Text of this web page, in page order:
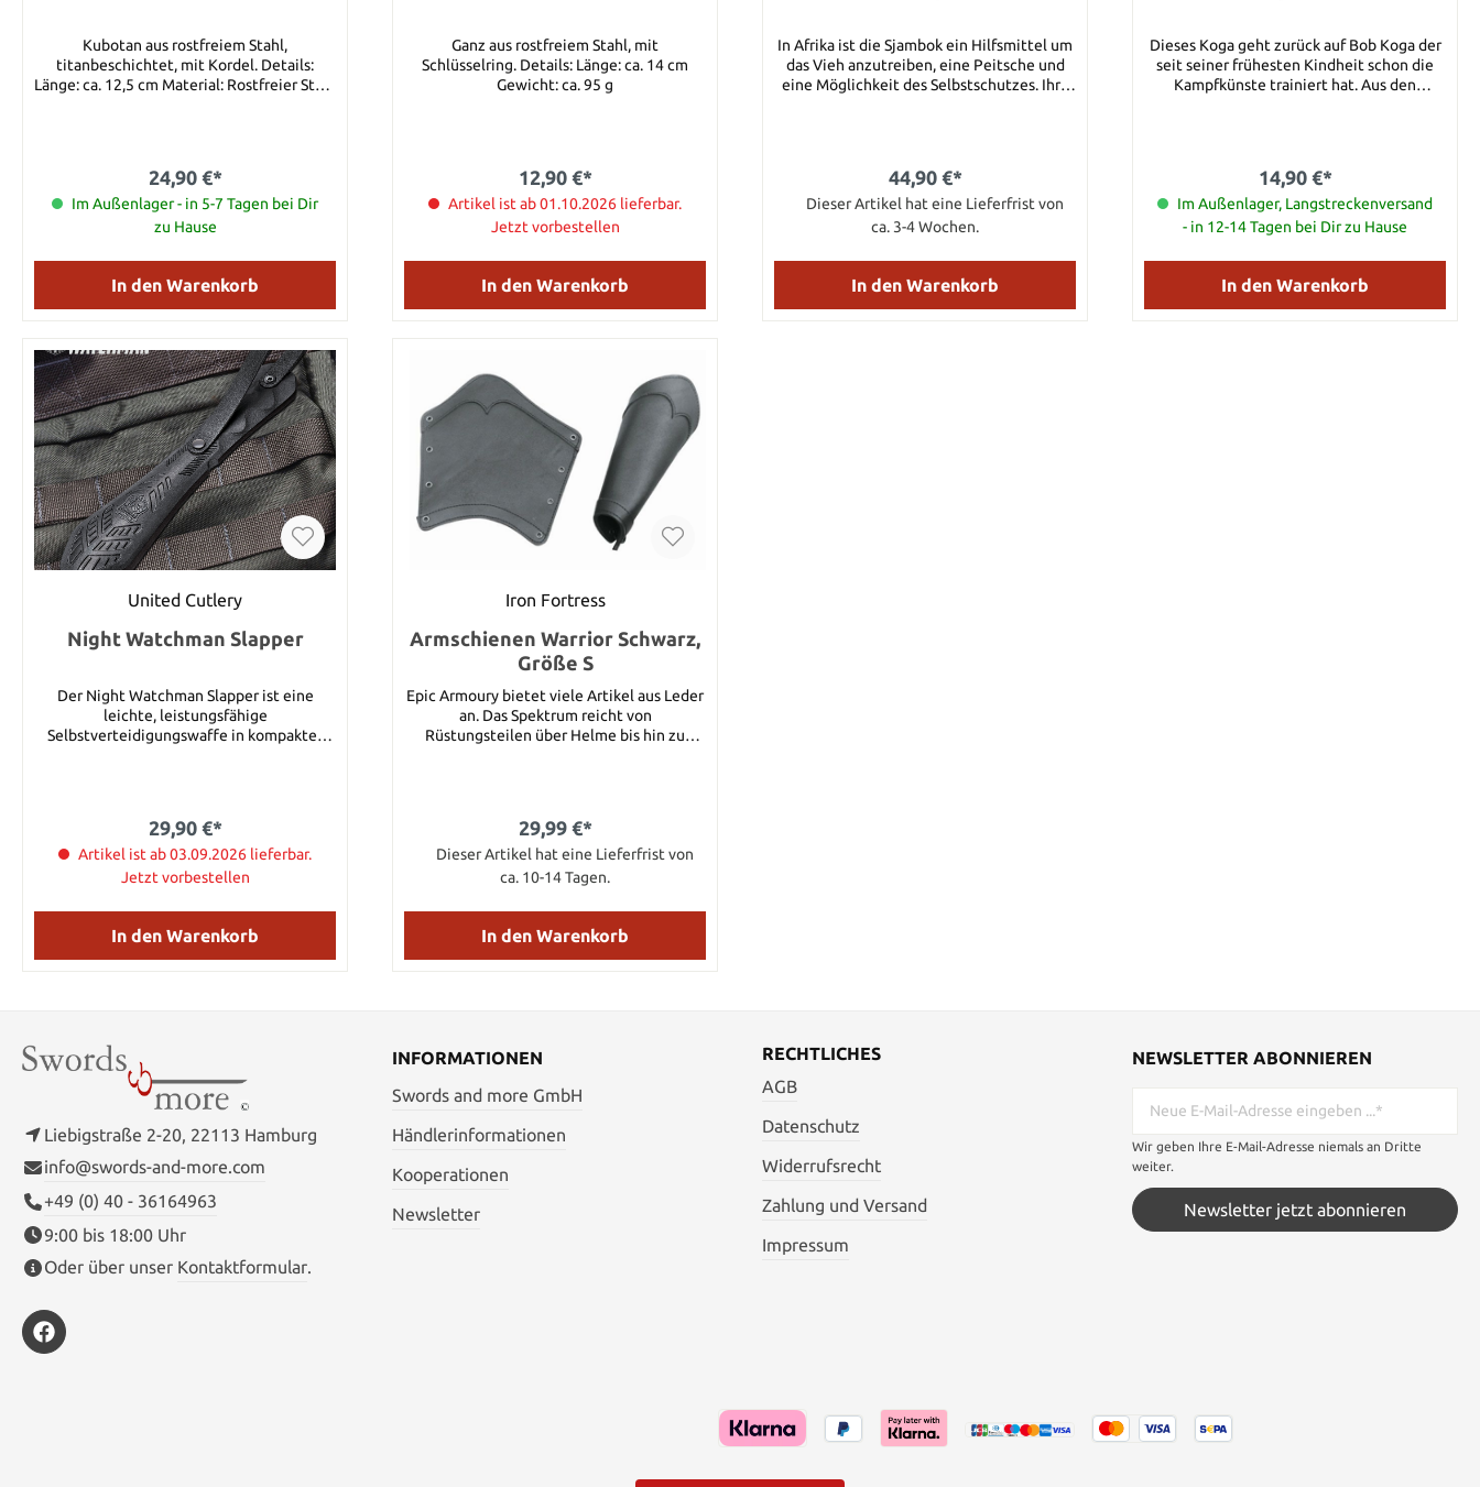
Kubotan aus rostfreiem Stahl,
titanbeschichtet, mit Kordel. Details:
Länge: ca. 12,5 cm Material: Rostfreier Stahl
24,90 €*
Im Außenlager - in 5-7 Tagen bei Dir
zu Hause
In den Warenkorb
Ganz aus rostfreiem Stahl, mit
Schlüsselring. Details: Länge: ca. 14 cm
Gewicht: ca. 95 g
12,90 €*
Artikel ist ab 01.10.2026 lieferbar.
Jetzt vorbestellen
In den Warenkorb
In Afrika ist die Sjambok ein Hilfsmittel um
das Vieh anzutreiben, eine Peitsche und
eine Möglichkeit des Selbstschutzes. Ihre
dieselbe Art wie auch die afrikanische
Polizei sie benutzt. Gesamtlänge: 104,14
cm Klingendurchmesser Ende: 2,54 cm
Scheide: Extrudiertes schwarzes Plastik
44,90 €*
Dieser Artikel hat eine Lieferfrist von
ca. 3-4 Wochen.
In den Warenkorb
Dieses Koga geht zurück auf Bob Koga der
seit seiner frühesten Kindheit schon die
Kampfkünste trainiert hat. Aus den
Selbverteidigung geeignet ist dieses Koga
stärker als jeder Faustschlag oder sogar
Tritt. Details: Dicke: 3,04 cm Material:
14,90 €*
Im Außenlager, Langstreckenversand
- in 12-14 Tagen bei Dir zu Hause
In den Warenkorb
United Cutlery
Night Watchman Slapper
Der Night Watchman Slapper ist eine
leichte, leistungsfähige
Selbstverteidigungswaffe in kompakter
griffige, rutschfeste Textur ist in den
gesamten Körper eingeformt und ein
zusätzlicher Ledergriffriemen sorgt dafür,
verlieren.Gesamtlänge: 25 cm x 5,7 cm
29,90 €*
Artikel ist ab 03.09.2026 lieferbar.
Jetzt vorbestellen
In den Warenkorb
Iron Fortress
Armschienen Warrior Schwarz,
Größe S
Epic Armoury bietet viele Artikel aus Leder
an. Das Spektrum reicht von
Rüstungsteilen über Helme bis hin zu
schwarzem Leder. Sie verfügt über ein
weiches Lederfutter und wird an der
Arminnenseite geschnürt. Details: Gewicht:
Handgelenk: 17 cm Breite unter dem
Ellenbogen: 21 cm
29,99 €*
Dieser Artikel hat eine Lieferfrist von
ca. 10-14 Tagen.
In den Warenkorb
Liebigstraße 2-20, 22113 Hamburg
info@swords-and-more.com
+49 (0) 40 - 36164963
9:00 bis 18:00 Uhr
Oder über unser Kontaktformular.
INFORMATIONEN
Swords and more GmbH
Händlerinformationen
Kooperationen
Newsletter
RECHTLICHES
AGB
Datenschutz
Widerrufsrecht
Zahlung und Versand
Impressum
NEWSLETTER ABONNIEREN
Wir geben Ihre E-Mail-Adresse niemals an Dritte
weiter.
Newsletter jetzt abonnieren